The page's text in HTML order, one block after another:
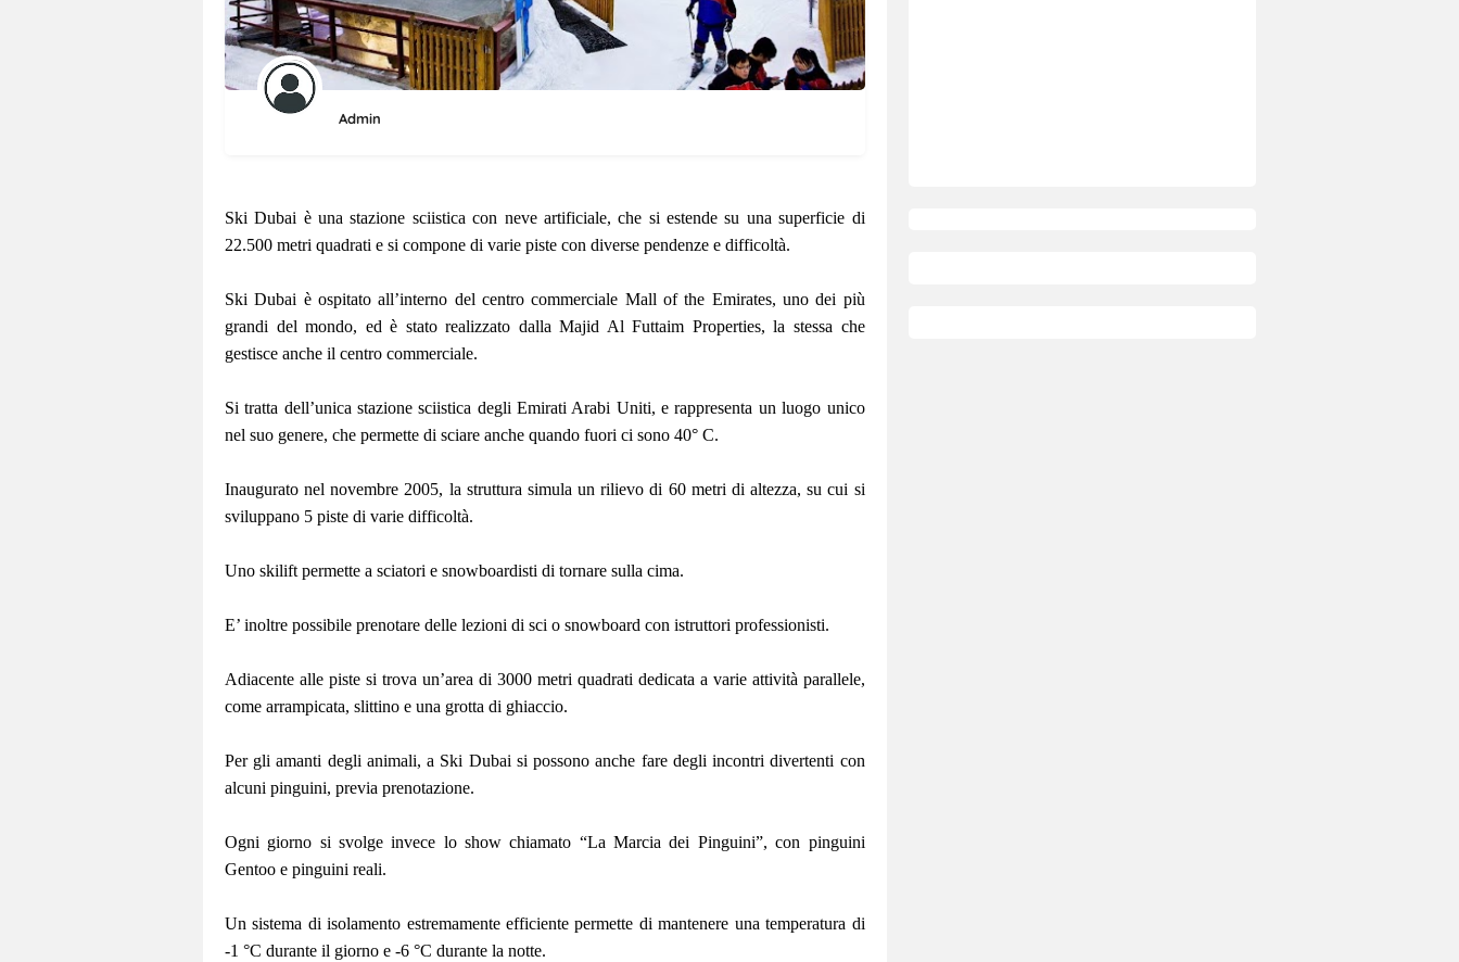
Admin
SkiDubai è una stazione sciistica con neve artificiale, che si estende su una superficie di
22.500 metri quadrati e si compone di varie piste con diverse pendenze e difficoltà.
Ski Dubai è ospitato all’interno del centro commerciale Mall of the Emirates, uno dei più
grandi del mondo, ed è stato realizzato dalla Majid Al Futtaim Properties, la stessa che
gestisce anche il centro commerciale.
Si tratta dell’unica stazione sciistica degli Emirati Arabi Uniti, e rappresenta un luogo unico
nel suo genere, che permette di sciare anche quando fuori ci sono 40° C.
Inaugurato nel novembre 2005, la struttura simula un rilievo di 60 metri di altezza, su cui si
sviluppano 5 piste di varie difficoltà.
Uno skilift permette a sciatori e snowboardisti di tornare sulla cima.
E’ inoltre possibile prenotare delle lezioni di sci o snowboard con istruttori professionisti.
Adiacente alle piste si trova un’area di 3000 metri quadrati dedicata a varie attività parallele,
come arrampicata, slittino e una grotta di ghiaccio.
Per gli amanti degli animali, a Ski Dubai si possono anche fare degli incontri divertenti con
alcuni pinguini, previa prenotazione.
Ogni giorno si svolge invece lo show chiamato “La Marcia dei Pinguini”, con pinguini
Gentoo e pinguini reali.
Un sistema di isolamento estremamente efficiente permette di mantenere una temperatura di
-1 °C durante il giorno e -6 °C durante la notte.